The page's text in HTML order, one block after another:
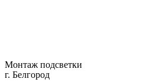
Монтаж подсветки
г. Белгород